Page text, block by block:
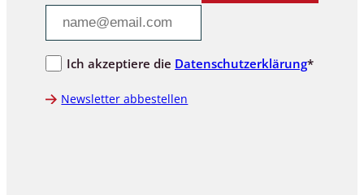
Ich akzeptiere die Datenschutzerklärung*
Newsletter abbestellen